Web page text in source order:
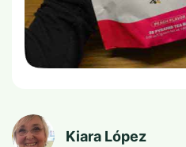
Kiara López